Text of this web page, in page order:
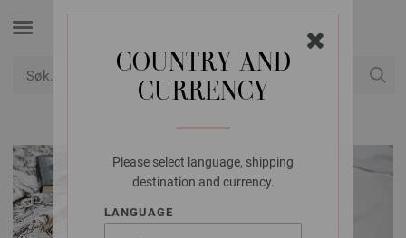
COUNTRY AND
CURRENCY
Please select language, shipping
destination and currency.
LANGUAGE